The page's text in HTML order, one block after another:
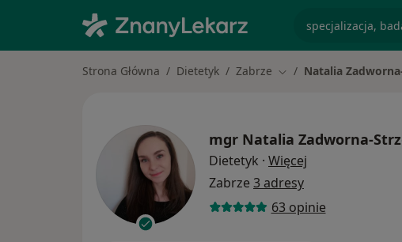
Strona Główna Dietetyk Zabrze Zmień miasto
Natalia
mgr Natalia Zadworna-
Dietetyk · Więcej
Zabrze 3 adresy
63 opinie